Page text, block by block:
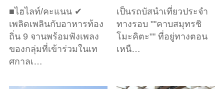
■ไฮไลท์/คะแนน ✔
เพลิดเพลินกับอาหารท้อง
ถิ่น 9 จานพร้อมฟังเพลง
ของกลุ่มที่เข้าร่วมในเท
ศกาลเ…
เป็นรถบัสนำเที่ยวประจำ
ทางรอบ ""คาบสมุทรชิ
โมะคิตะ"" ที่อยู่ทางตอน
เหนื…